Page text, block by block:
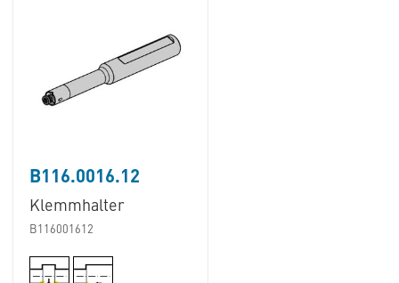
B116.0016.12
Klemmhalter
B116001612